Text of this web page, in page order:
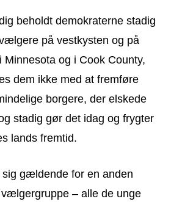
beholdt demokraterne stadig
på vestkysten og på
og i Cook County,
dem ikke med at fremføre
borgere, der elskede
stadig gør det idag og frygter
lands fremtid.
gældende for en anden
– alle de unge